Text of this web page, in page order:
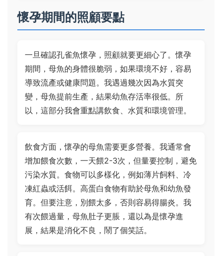
懷孕期間的照顧要點
一旦確認孔雀魚懷孕，照顧就要更細心了。懷孕
期間，母魚的身體很脆弱，如果環境不好，容易
導致流產或健康問題。我遇過幾次因為水質突
變，母魚提前生產，結果幼魚存活率很低。所
以，這部分我會重點講飲食、水質和環境管理。
飲食方面，懷孕的母魚需要更多營養。我通常會
增加餵食次數，一天餵2-3次，但量要控制，避免
污染水質。食物可以多樣化，例如薄片飼料、冷
凍紅蟲或活餌。高蛋白食物有助於母魚和幼魚發
育。但要注意，別餵太多，否則容易得腸炎。我
有次餵過量，母魚肚子更脹，還以為是懷孕進
展，結果是消化不良，鬧了個笑話。